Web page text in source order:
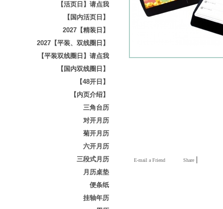
【活页日】请点我
【国内活页日】
2027【精装日】
2027【平装、双线圈日】
【平装双线圈日】请点我
【国内双线圈日】
【48开日】
【内页介绍】
三角台历
对开月历
菊开月历
六开月历
三段式月历
月历桌垫
便条纸
挂轴年历
E-mail a Friend Share |